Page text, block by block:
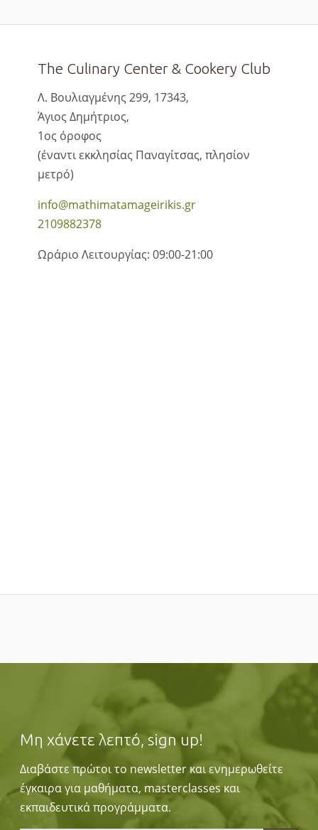
The Culinary Center & Cookery Club
Λ. Βουλιαγμένης 299, 17343,
Άγιος Δημήτριος,
1ος όροφος
(έναντι εκκλησίας Παναγίτσας, πλησίον
μετρό)
info@mathimatamageirikis.gr
2109882378
Ωράριο Λειτουργίας: 09:00-21:00
Μη χάνετε λεπτό, sign up!
Διαβάστε πρώτοι το newsletter και ενημερωθείτε
έγκαιρα για μαθήματα, masterclasses και
εκπαιδευτικά προγράμματα.